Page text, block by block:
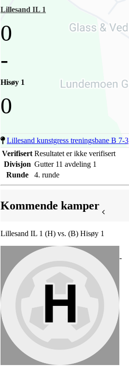
Lillesand IL 1
0
-
Hisøy 1
0
Lillesand kunstgress treningsbane B 7-3
Verifisert Resultatet er ikke verifisert
Divisjon Gutter 11 avdeling 1
Runde
4. runde
Kommende kamper
Lillesand IL 1 (H) vs. (B) Hisøy 1
-